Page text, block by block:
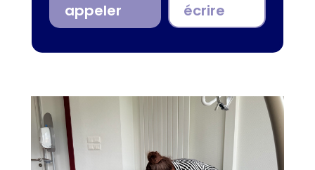
appeler
écrire